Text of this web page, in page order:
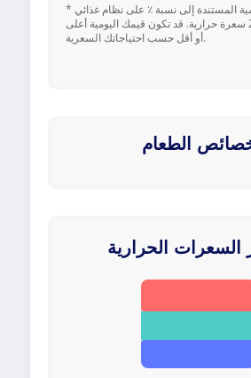
* تعتمد القيم اليومية المستندة إلى نسبة ٪ على نظام غذائي
يحتوي على 2,000 سعرة حرارية. قد تكون قيمك اليومية أعلى
أو أقل حسب احتياجاتك السعرية.
الطعام
الحرارية